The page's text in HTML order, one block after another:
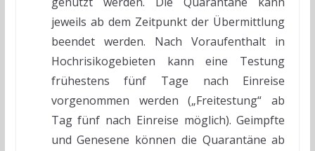
jeweils ab dem Zeitpunkt der Übermittlung
beendet werden. Nach Voraufenthalt in
Hochrisikogebieten kann eine Testung
frühestens fünf Tage nach Einreise
vorgenommen werden („Freitestung“ ab
Tag fünf nach Einreise möglich). Geimpfte
und Genesene können die Quarantäne ab